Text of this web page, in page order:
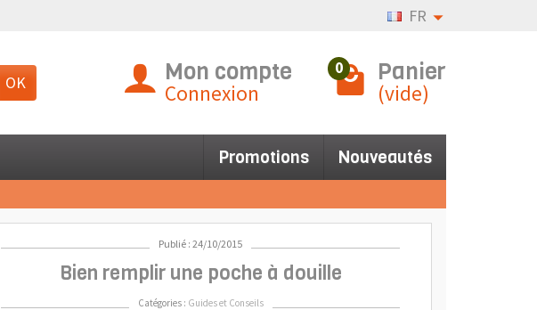
FR
OK Mon compte
Connexion
0 Panier
(vide)
Promotions Nouveautés
Publié : 24/10/2015
Bien remplir une poche à douille
Catégories : Guides et Conseils